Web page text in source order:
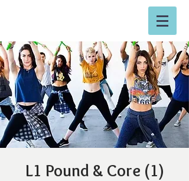
L1 Pound & Core (1)